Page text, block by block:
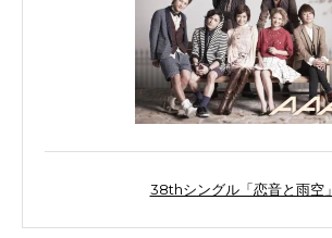
38thシングル「恋音と雨空」